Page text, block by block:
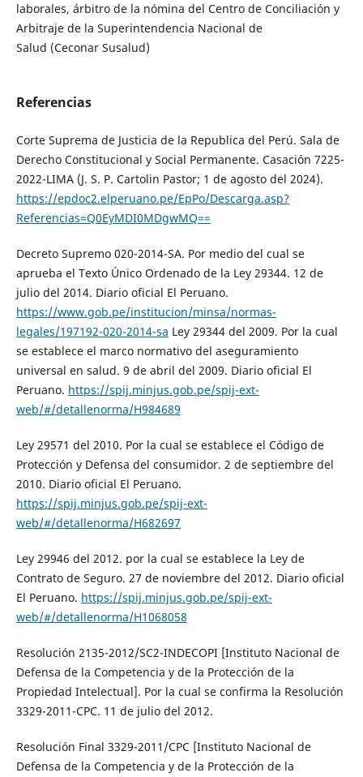
laborales, árbitro de la nómina del Centro de Conciliación y
Arbitraje de la Superintendencia Nacional de
Salud (Ceconar Susalud)
Referencias
Corte Suprema de Justicia de la Republica del Perú. Sala de
Derecho Constitucional y Social Permanente. Casación 7225-
2022-LIMA (J. S. P. Cartolin Pastor; 1 de agosto del 2024).
https://epdoc2.elperuano.pe/EpPo/Descarga.asp?
Referencias=Q0EyMDI0MDgwMQ==
Decreto Supremo 020-2014-SA. Por medio del cual se
aprueba el Texto Único Ordenado de la Ley 29344. 12 de
julio del 2014. Diario oficial El Peruano.
https://www.gob.pe/institucion/minsa/normas-
legales/197192-020-2014-sa Ley 29344 del 2009. Por la cual
se establece el marco normativo del aseguramiento
universal en salud. 9 de abril del 2009. Diario oficial El
Peruano. https://spij.minjus.gob.pe/spij-ext-
web/#/detallenorma/H984689
Ley 29571 del 2010. Por la cual se establece el Código de
Protección y Defensa del consumidor. 2 de septiembre del
2010. Diario oficial El Peruano.
https://spij.minjus.gob.pe/spij-ext-
web/#/detallenorma/H682697
Ley 29946 del 2012. por la cual se establece la Ley de
Contrato de Seguro. 27 de noviembre del 2012. Diario oficial
El Peruano. https://spij.minjus.gob.pe/spij-ext-
web/#/detallenorma/H1068058
Resolución 2135-2012/SC2-INDECOPI [Instituto Nacional de
Defensa de la Competencia y de la Protección de la
Propiedad Intelectual]. Por la cual se confirma la Resolución
3329-2011-CPC. 11 de julio del 2012.
Resolución Final 3329-2011/CPC [Instituto Nacional de
Defensa de la Competencia y de la Protección de la